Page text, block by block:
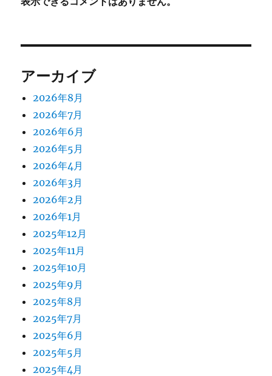
アーカイブ
2026年8月
2026年7月
2026年6月
2026年5月
2026年4月
2026年3月
2026年2月
2026年1月
2025年12月
2025年11月
2025年10月
2025年9月
2025年8月
2025年7月
2025年6月
2025年5月
2025年4月